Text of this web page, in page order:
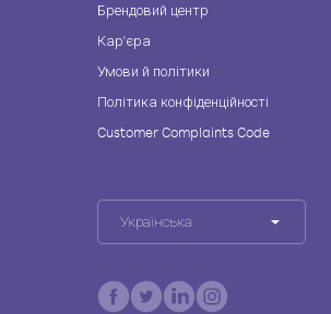
Брендовий центр
Кар'єра
Умови й політики
Політика конфіденційності
Customer Complaints Code
Українська